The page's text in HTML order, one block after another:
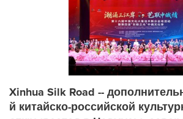
Xinhua Silk Road --
й китайско-российской